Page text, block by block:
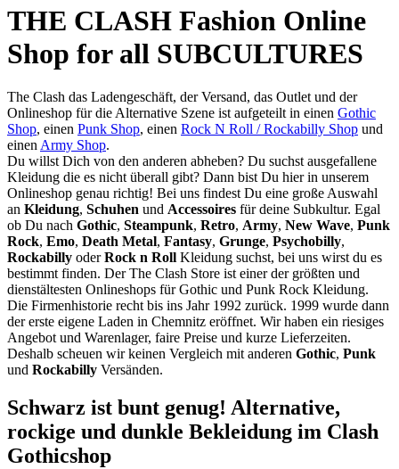
THE CLASH Fashion Online
Shop for all SUBCULTURES
The Clash das Ladengeschäft, der Versand, das Outlet und der
Onlineshop für die Alternative Szene ist aufgeteilt in einen Gothic
Shop, einen Punk Shop, einen Rock N Roll / Rockabilly Shop und
einen Army Shop.
Du willst Dich von den anderen abheben? Du suchst ausgefallene
Kleidung die es nicht überall gibt? Dann bist Du hier in unserem
Onlineshop genau richtig! Bei uns findest Du eine große Auswahl
an Kleidung, Schuhen und Accessoires für deine Subkultur. Egal
ob Du nach Gothic, Steampunk, Retro, Army, New Wave, Punk
Rock, Emo, Death Metal, Fantasy, Grunge, Psychobilly,
Rockabilly oderRock n Roll Kleidung suchst, bei uns wirst du es
bestimmt finden. Der The Clash Store ist einer der größten und
dienstältesten Onlineshops für Gothic und Punk Rock Kleidung.
Die Firmenhistorie recht bis ins Jahr 1992 zurück. 1999 wurde dann
der erste eigene Laden in Chemnitz eröffnet. Wir haben ein riesiges
Angebot und Warenlager, faire Preise und kurze Lieferzeiten.
Deshalb scheuen wir keinen Vergleich mit anderen Gothic, Punk
und Rockabilly Versänden.
Schwarz ist bunt genug! Alternative,
rockige und dunkle Bekleidung im Clash
Gothicshop